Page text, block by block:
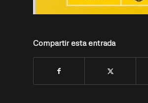
Compartir esta entrada